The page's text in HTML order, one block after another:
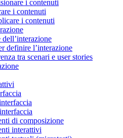
i contenuti
i contenuti
i contenuti
definire l’interazione
tra scenari e user stories
di composizione
interattivi